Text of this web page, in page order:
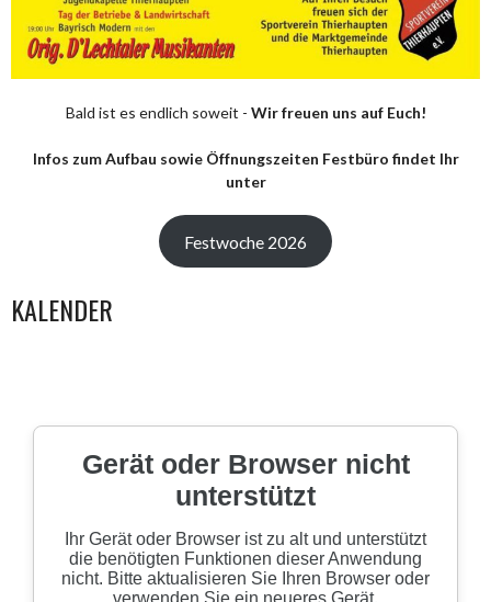
Bald ist es endlich soweit - Wir freuen uns auf Euch!
Infos zum Aufbau sowie Öffnungszeiten Festbüro findet Ihr
unter
Festwoche 2026
KALENDER